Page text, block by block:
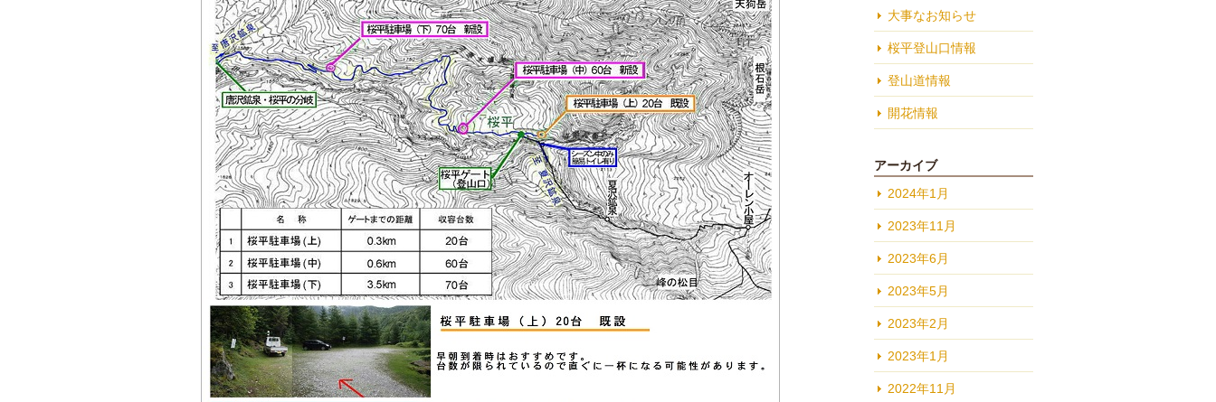
大事なお知らせ
桜平登山口情報
登山道情報
開花情報
アーカイブ
2024年1月
2023年11月
2023年6月
2023年5月
2023年2月
2023年1月
2022年11月